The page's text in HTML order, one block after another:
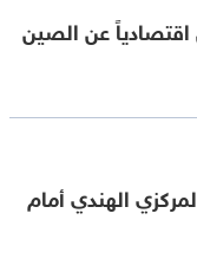
اقتصادياً عن الصين
الهندي أمام